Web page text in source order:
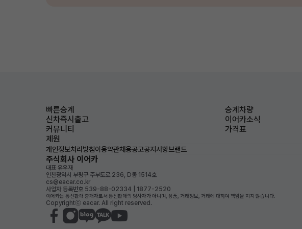
빠른승계
승계차량
신차즉시출고
이어카소식
커뮤니티
가격표
제원
개인정보처리방침이용약관채용공고공지사항브랜드
주식회사 이어카
대표 유우재
인천광역시 부평구 주부토로 236, D동 1514호
cs@eacar.co.kr
사업자 등록번호 539-88-02334 | 1877-2520
이어카는 통신판매 중개자로서 통신판매의 당사자가 아니며, 상품, 거래정보, 거래에 대하여 책임을 지지 않습니다.
Copyrightⓒ eacar. All right reserved.